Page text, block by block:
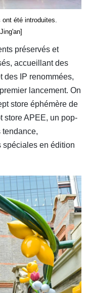
été introduites.
préservés et
accueillant des
des IP renommées,
lancement. On
store éphémère de
store APEE, un pop-
tendance,
spéciales en édition